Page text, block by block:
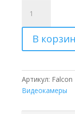
товара
Видеокамера
Falcon
Eye
DV1080/15M
В
Артикул: Falcon
Видеокамеры